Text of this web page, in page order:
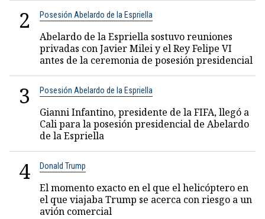
2 Posesión Abelardo de la Espriella
Abelardo de la Espriella sostuvo reuniones
privadas con Javier Milei y el Rey Felipe VI
antes de la ceremonia de posesión presidencial
3 Posesión Abelardo de la Espriella
Gianni Infantino, presidente de la FIFA, llegó a
Cali para la posesión presidencial de Abelardo
de la Espriella
4 Donald Trump
El momento exacto en el que el helicóptero en
el que viajaba Trump se acerca con riesgo a un
avión comercial